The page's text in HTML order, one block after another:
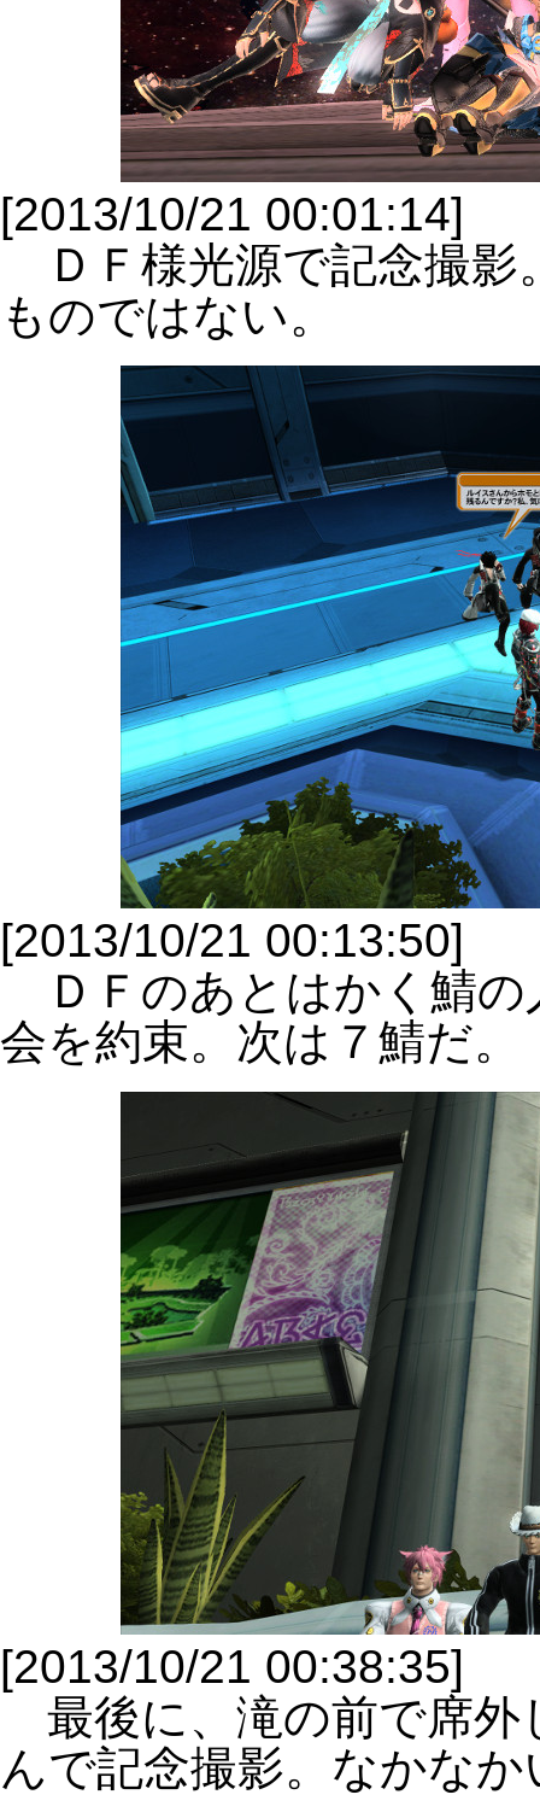
[2013/10/21 00:01:14]
ＤＦ様光源で記念撮影
ものではない。
[2013/10/21 00:13:50]
ＤＦのあとはかく鯖の
会を約束。次は７鯖だ。
[2013/10/21 00:38:35]
最後に、滝の前で席外
んで記念撮影。なかな